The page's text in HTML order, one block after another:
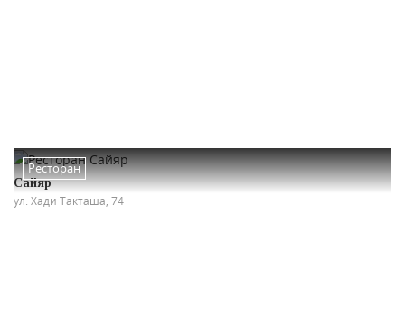
Ресторан
Сайяр
ул. Хади Такташа, 74